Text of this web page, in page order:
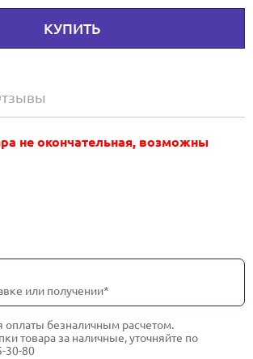
КУПИТЬ
не окончательная, возможны
или получении*
безналичным расчетом.
товара за наличные, уточняйте по
30-80